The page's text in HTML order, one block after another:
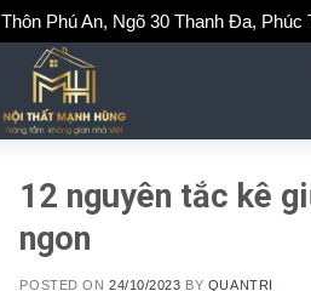
Thôn Phú An, Ngõ 30 Thanh Đa, Phúc
12 nguyên tắc kê
ngon
POSTED ON24/10/2023 BY QUANTRI